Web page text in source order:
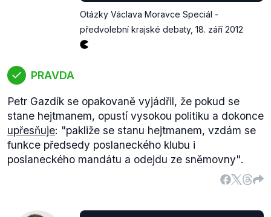
Otázky Václava Moravce Speciál -
předvolební krajské debaty, 18. září 2012
PRAVDA
Petr Gazdík se opakovaně vyjádřil, že pokud se
stane hejtmanem, opustí vysokou politiku a dokonce
upřesňuje: "pakliže se stanu hejtmanem, vzdám se
funkce předsedy poslaneckého klubu i
poslaneckého mandátu a odejdu ze sněmovny".